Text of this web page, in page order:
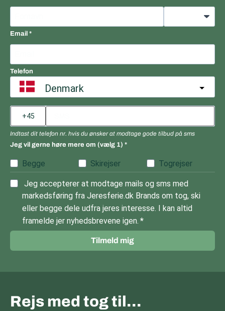
Email
Telefon
Denmark
Indtast dit telefon nr. hvis du ønsker at modtage gode tilbud på sms
Jeg vil gerne høre mere om (vælg 1)
Begge Skirejser Togrejser
Jeg accepterer at modtage mails og sms med
markedsføring fra Jeresferie.dk Brands om tog, ski
eller begge dele udfra jeres interesse. I kan altid
framelde jer nyhedsbrevene igen.
Tilmeld mig
Rejs med tog til…